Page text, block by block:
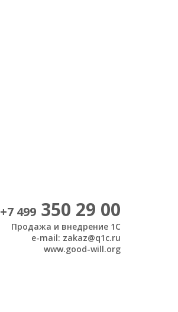
+7 499 350 29 00
Продажа и внедрение 1С
e-mail: zakaz@q1c.ru
www.good-will.org